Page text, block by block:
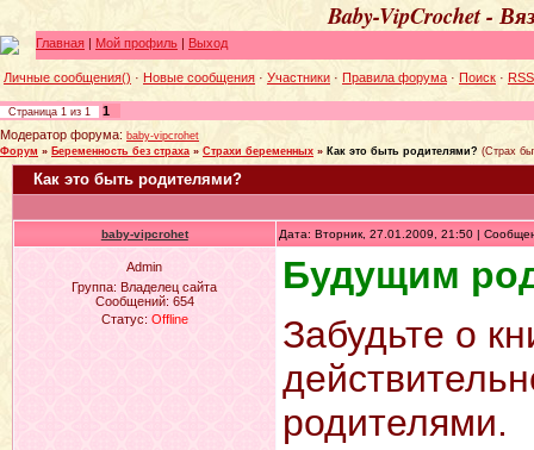
Baby-VipCrochet -
Главная | Мой профиль | Выход
Личные сообщения() · Новые сообщения · Участники · Правила форума · Поиск · RSS
Страница 1 из 1
1
Модератор форума: baby-vipcrohet
Форум » Беременность без страха » Страхи беременных » Как это быть родителями? (Страх
Как это быть родителями?
baby-vipcrohet Дата: Вторник, 27.01.2009, 21:50 |
Admin
Группа: Владелец сайта
Сообщений: 654
Статус: Offline
Будущим
Забудьте о
родителями.